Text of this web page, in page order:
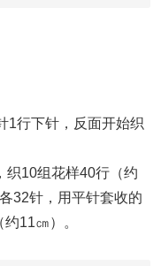
1行下针，反面开始织
织10组花样40行（约
32针，用平针套收的
11㎝）。